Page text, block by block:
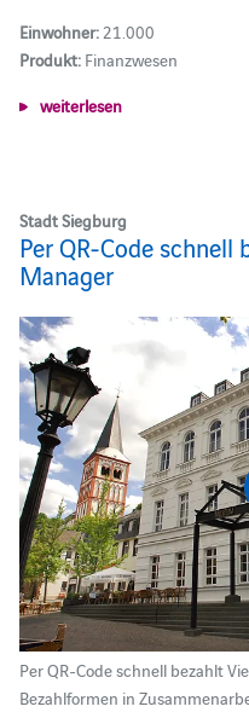
Einwohner:21.000
Produkt:Finanzwesen
weiterlesen
Stadt Siegburg
Per QR-Code schnell
Manager
Per QR-Code schnell bezahlt
Bezahlformen in